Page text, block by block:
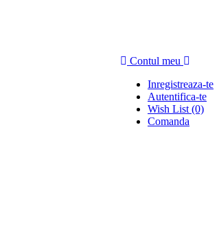
Contul meu
Inregistreaza-te
Autentifica-te
Wish List (0)
Comanda